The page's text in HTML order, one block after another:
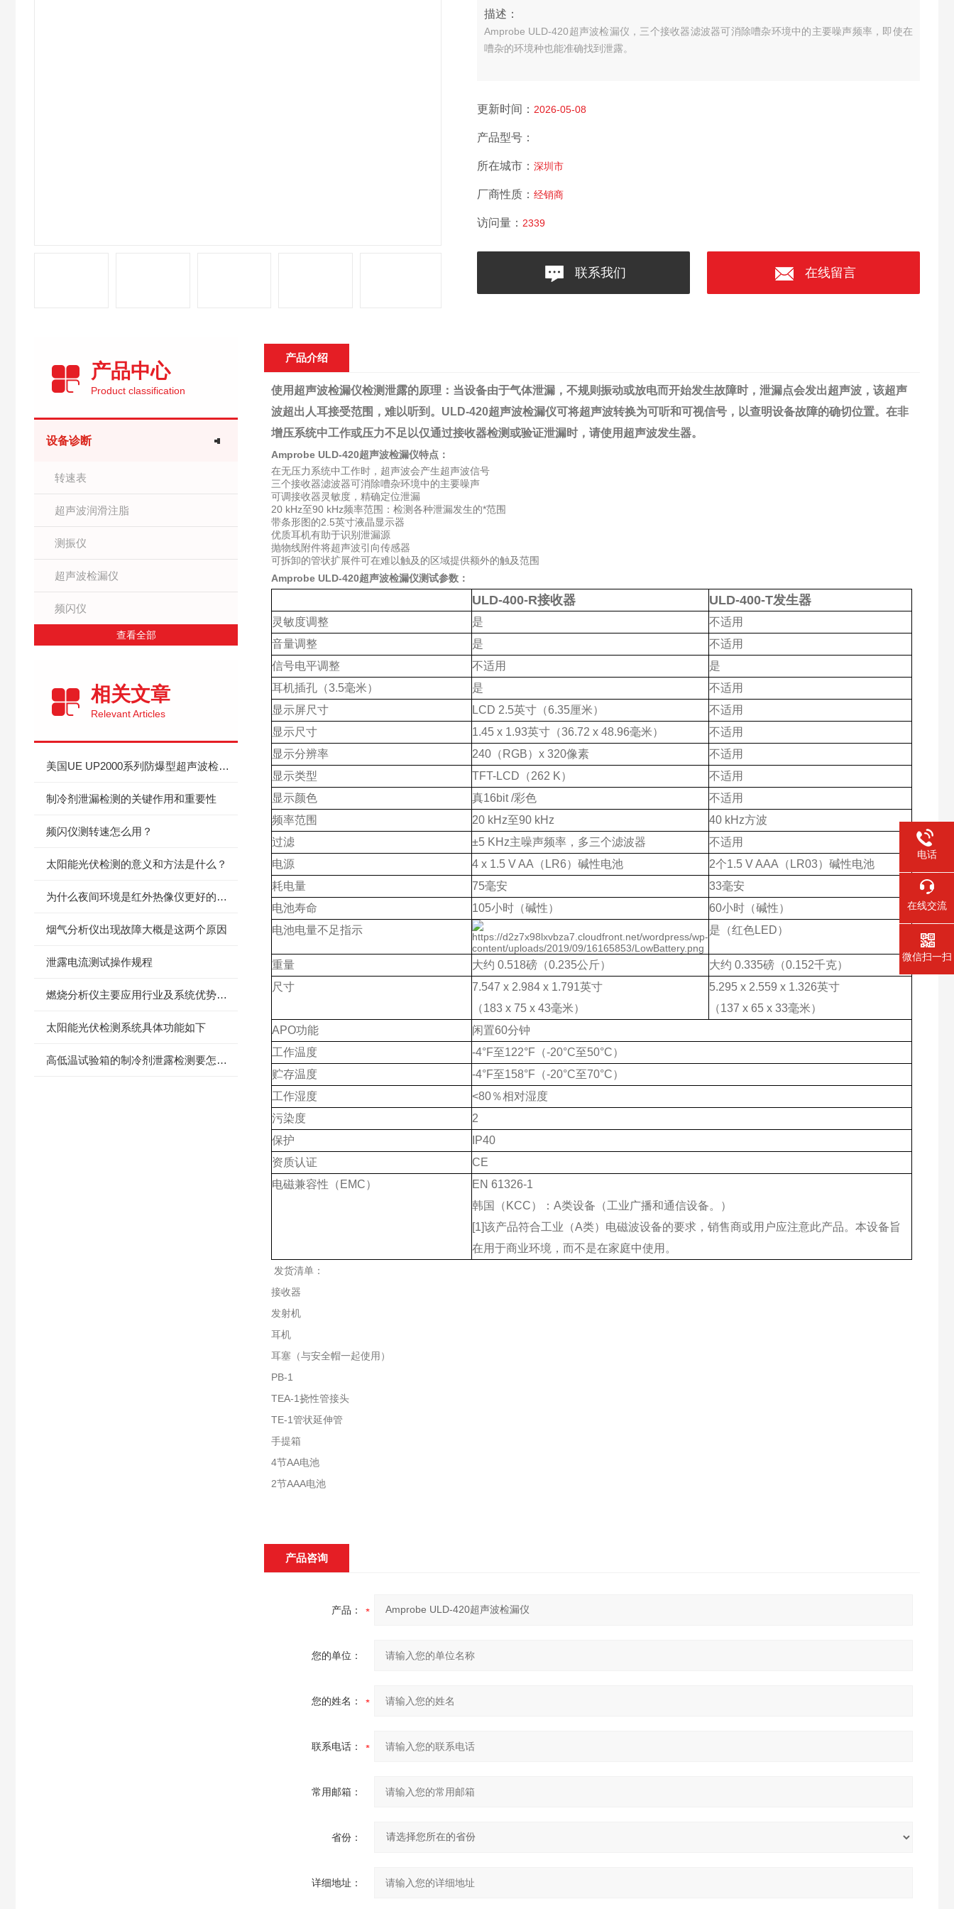
描述：
Amprobe ULD-420超声波检漏仪，三个接收器滤波器可消除嘈杂环境中的主要噪声频率，即使在
嘈杂的环境种也能准确找到泄露。
更新时间： 2026-05-08
产品型号：
所在城市： 深圳市
厂商性质： 经销商
访问量： 2339
联系我们 在线留言
产品中心
Product classification
设备诊断
转速表
超声波润滑注脂
测振仪
超声波检漏仪
频闪仪
查看全部
相关文章
Relevant Articles
美国UE UP2000系列防爆型超声波检漏仪ATEX本安证明
制冷剂泄漏检测的关键作用和重要性
频闪仪测转速怎么用？
太阳能光伏检测的意义和方法是什么？
为什么夜间环境是红外热像仪更好的发挥舞台？
烟气分析仪出现故障大概是这两个原因
泄露电流测试操作规程
燃烧分析仪主要应用行业及系统优势，都在这了
太阳能光伏检测系统具体功能如下
高低温试验箱的制冷剂泄露检测要怎么判断？
产品介绍
使用超声波检漏仪检测泄露的原理：当设备由于气体泄漏，不规则振动或放电而开始发生故障时，泄漏点会发出超声波，该超声
波超出人耳接受范围，难以听到。ULD-420超声波检漏仪可将超声波转换为可听和可视信号，以查明设备故障的确切位置。在非
增压系统中工作或压力不足以仅通过接收器检测或验证泄漏时，请使用超声波发生器。
Amprobe ULD-420超声波检漏仪​特点：
在无压力系统中工作时，超声波会产生超声波信号
三个接收器滤波器可消除嘈杂环境中的主要噪声
可调接收器灵敏度，精确定位泄漏
20 kHz至90 kHz频率范围：检测各种泄漏发生的*范围
带条形图的2.5英寸液晶显示器
优质耳机有助于识别泄漏源
抛物线附件将超声波引向传感器
可拆卸的管状扩展件可在难以触及的区域提供额外的触及范围
Amprobe ULD-420超声波检漏仪测试参数：
ULD-400-R接收器 ULD-400-T发生器
灵敏度调整 是
不适用
音量调整
是
不适用
信号电平调整
不适用
是
耳机插孔（3.5毫米） 是
不适用
显示屏尺寸
LCD 2.5英寸（6.35厘米）
不适用
显示尺寸
1.45 x 1.93英寸（36.72 x 48.96毫米）
不适用
显示分辨率
240 （ RGB）x 320像素
不适用
显示类型
TFT-LCD （262 K）
不适用
显示颜色
真16bit /彩色
不适用
频率范围
20 kHz至90 kHz 40 kHz方波
过滤
±5 KHz主噪声频率，多三个滤波器
不适用
电源
4 x 1.5 V AA （ LR6）碱性电池 2个1.5 V AAA （ LR03）碱性电池
耗电量
75毫安 33毫安
电池寿命
105小时（碱性） 60小时（碱性）
电池电量不足指示
是（红色LED）
重量 大约 0.518磅（0.235公斤） 大约 0.335磅（0.152千克）
尺寸
7.547 x 2.984 x 1.791英寸
（183 x 75 x 43毫米）
5.295 x 2.559 x 1.326英寸
（137 x 65 x 33毫米）
APO功能 闲置60分钟
工作温度
-4°F至122°F （-20°C至50°C）
贮存温度
-4°F至158°F （-20°C至70°C）
工作湿度
<80％相对湿度
污染度
2
保护
IP40
资质认证
CE
电磁兼容性（ EMC）
EN 61326-1
韩国（ KCC）：A类设备（工业广播和通信设备。）
[1]该产品符合工业（A类）电磁波设备的要求，销售商或用户应注意此产品。本设备旨
在用于商业环境，而不是在家庭中使用。
发货清单：
接收器
发射机
耳机
耳塞（与安全帽一起使用）
PB-1
TEA-1挠性管接头
TE-1管状延伸管
手提箱
4节AA电池
2节AAA电池
产品咨询
产品：
您的单位：
您的姓名：
联系电话：
常用邮箱：
省份：
详细地址：
电话
在线交流
微信扫一扫